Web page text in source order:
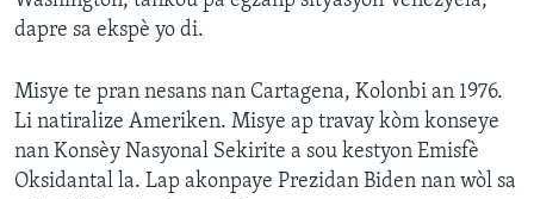
dapre sa ekspè yo di.
Misye te pran nesans nan Cartagena, Kolonbi an 1976.
Li natiralize Ameriken. Misye ap travay kòm konseye
nan Konsèy Nasyonal Sekirite a sou kestyon Emisfè
Oksidantal la. Lap akonpaye Prezidan Biden nan wòl sa